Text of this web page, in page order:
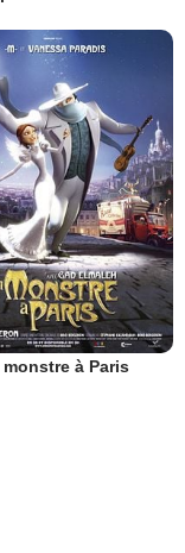
monstre à Paris